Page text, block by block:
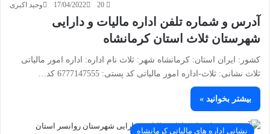
وحید اکبری 17/04/2022
آدرس و شماره تلفن اداره مالیات و دارایی
شهرستان ثلاث استان کرمانشاه
کشور: ایران استان: کرمانشاه شهر: ثلاث نام اداره: اداره امور مالیاتی
ثلاث نشانی: ثلاث-اداره امور مالیاتی کد پستی: 6777147555 کد…
بیشتر بخوانید »
نشانی اداره های مالیاتی کرمانشاه